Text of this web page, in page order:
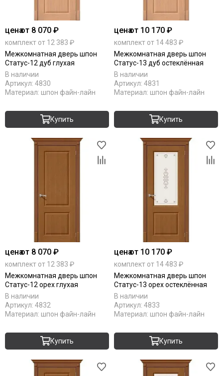
ценаот 8 070 ₽
комплект от 12 383 ₽
Межкомнатная дверь шпон
Статус-12 дуб глухая
В наличии
Артикул: 4830
Материал: шпон файн-лайн
Купить
ценаот 10 170 ₽
комплект от 14 483 ₽
Межкомнатная дверь шпон
Статус-13 дуб остеклённая
В наличии
Артикул: 4831
Материал: шпон файн-лайн
Купить
ценаот 8 070 ₽
комплект от 12 383 ₽
Межкомнатная дверь шпон
Статус-12 орех глухая
В наличии
Артикул: 4832
Материал: шпон файн-лайн
Купить
ценаот 10 170 ₽
комплект от 14 483 ₽
Межкомнатная дверь шпон
Статус-13 орех остеклённая
В наличии
Артикул: 4833
Материал: шпон файн-лайн
Купить